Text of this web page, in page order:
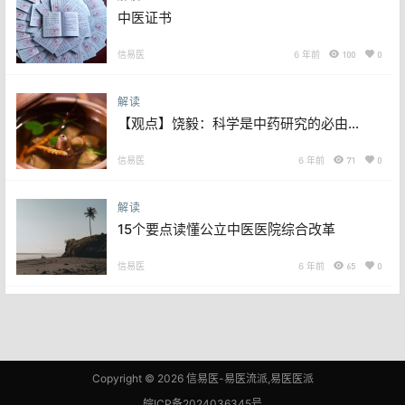
中医证书
信易医 6 年前 100 0
解读
【观点】饶毅：科学是中药研究的必由之
信易医 6 年前 71 0
解读
15个要点读懂公立中医医院综合改革
信易医 6 年前 65 0
Copyright © 2026信易医-易医流派,易医医派